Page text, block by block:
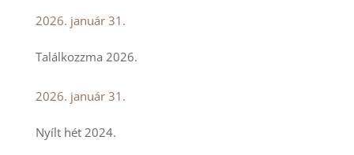
2026. január 31.
Találkozzma 2026.
2026. január 31.
Nyílt hét 2024.